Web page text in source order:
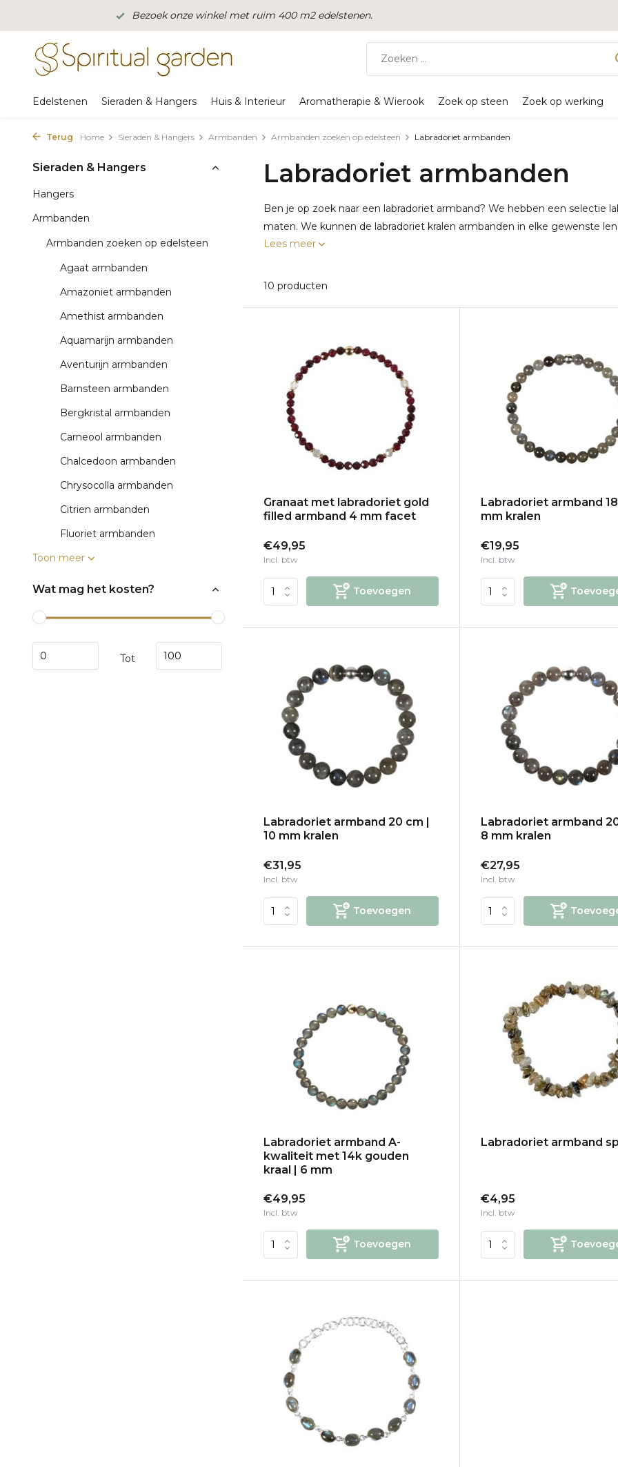
Bezoek onze winkel met ruim 400 m2 edelstenen.
Edelstenen Sieraden & Hangers Huis & Interieur Aromatherapie & Wierook Zoek op steen Zoek op werking
Terug Home Sieraden & Hangers Armbanden Armbanden zoeken op edelsteen Labradoriet armbanden
Sieraden & Hangers
Hangers
Armbanden
Armbanden zoeken op edelsteen
Agaat armbanden
Amazoniet armbanden
Amethist armbanden
Aquamarijn armbanden
Aventurijn armbanden
Barnsteen armbanden
Bergkristal armbanden
Carneool armbanden
Chalcedoon armbanden
Chrysocolla armbanden
Citrien armbanden
Fluoriet armbanden
Toon meer
Wat mag het kosten?
Tot
Labradoriet armbanden
Ben je op zoek naar een labradoriet armband? We hebben een selectie
maten. We kunnen de labradoriet kralen armbanden in elke gewenste
Lees meer
10 producten
Granaat met labradoriet gold
filled armband 4 mm facet
€49,95
Incl. btw
Toevoegen
Labradoriet armband
mm kralen
€19,95
Incl. btw
Labradoriet armband 20 cm |
10 mm kralen
€31,95
Incl. btw
Toevoegen
Labradoriet armband 20
8 mm kralen
€27,95
Incl. btw
Labradoriet armband A-
kwaliteit met 14k gouden
kraal | 6 mm
€49,95
Incl. btw
Toevoegen
Labradoriet armband
€4,95
Incl. btw